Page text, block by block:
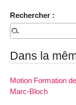
Rechercher :
Dans la
Motion Formation
Marc-Bloch